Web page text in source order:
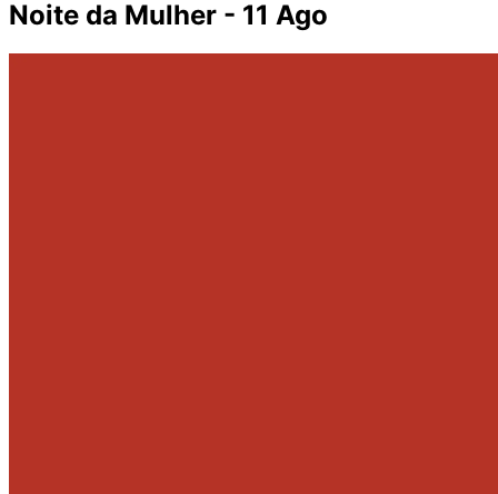
Noite da Mulher - 11 Ago